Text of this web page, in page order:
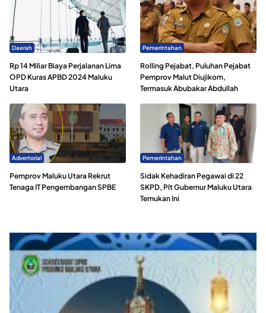
Daerah
Rp 14 Miliar Biaya Perjalanan Lima
OPD Kuras APBD 2024 Maluku
Utara
Pemerintahan
Rolling Pejabat, Puluhan Pejabat
Pemprov Malut Diujikom,
Termasuk Abubakar Abdullah
Advertorial
Pemprov Maluku Utara Rekrut
Tenaga IT Pengembangan SPBE
Pemerintahan
Sidak Kehadiran Pegawai di 22
SKPD, Plt Gubernur Maluku Utara
Temukan Ini